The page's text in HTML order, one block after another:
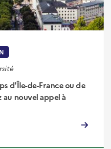
d'Île-de-France ou de
nouvel appel à